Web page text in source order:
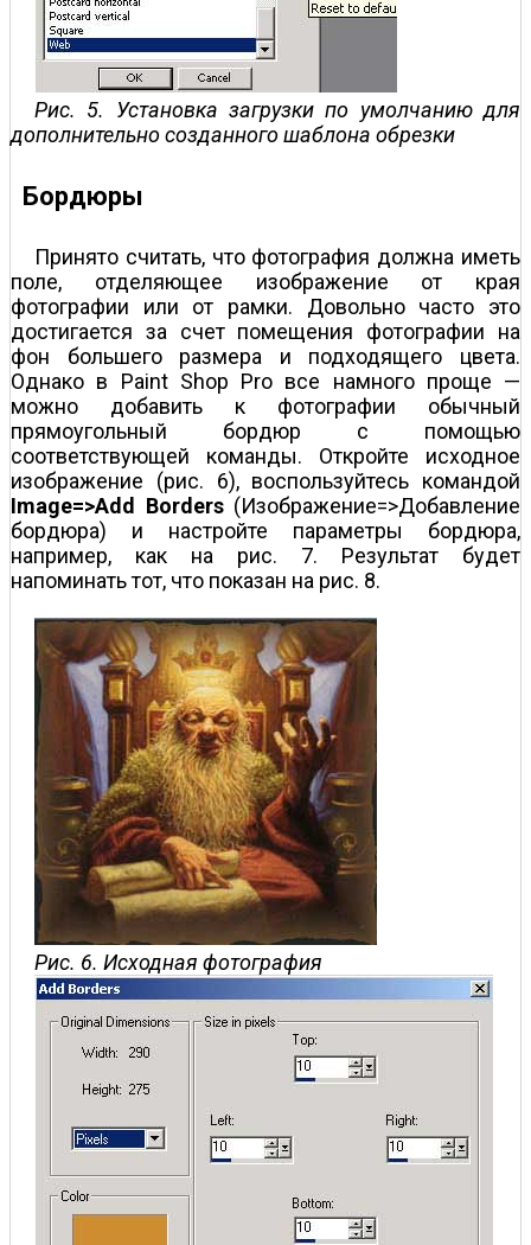
Рис. 5. Установка загрузки по умолчанию для
дополнительно созданного шаблона обрезки
Бордюры
Принято считать, что фотография должна иметь
поле, отделяющее изображение от края
фотографии или от рамки. Довольно часто это
достигается за счет помещения фотографии на
фон большего размера и подходящего цвета.
Однако в Paint Shop Pro все намного проще —
можно добавить к фотографии обычный
прямоугольный бордюр с помощью
соответствующей команды. Откройте исходное
изображение (рис. 6), воспользуйтесь командой
Image=>Add Borders(Изображение=>Добавление
бордюра) и настройте параметры бордюра,
например, как на рис. 7. Результат будет
напоминать тот, что показан на рис. 8.
Рис. 6. Исходная фотография